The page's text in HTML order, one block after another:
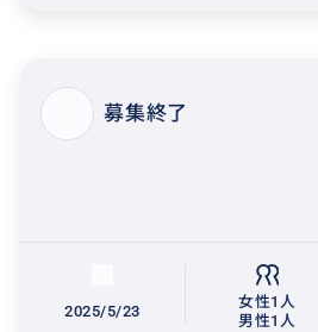
募集終了
2025/5/23
女性1人
男性1人